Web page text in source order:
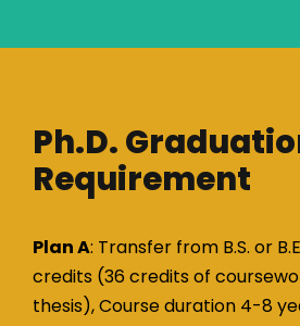
Ph.D.
Requirement
Plan A: Transfer from B.S. or
credits (36 credits of
thesis), Course duration 4-8